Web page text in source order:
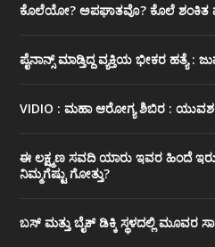
ಕೊಲೆಯೋ? ಅಪಘಾತವೊ? ಕೊಲೆ ಶಂಕಿತ
ಪೈನಾನ್ಸ್ ಮಾಡ್ತಿದ್ದ ವ್ಯಕ್ತಿಯ ಭೀಕರ‌ ಹತ್ಯೆ
VIDIO : ಮಹಾ ಆರೋಗ್ಯ ಶಿಬಿರ :
ಈ ಲಕ್ಷ್ಮಣ ಸವದಿ ಯಾರು ಇವರ ಹಿಂದೆ
ನಿಮ್ಮಗೆಷ್ಟು ಗೋತ್ತು?
ಬಸ್ ಮತ್ತು ಬೈಕ್ ಡಿಕ್ಕಿ ಸ್ಥಳದಲ್ಲಿ ಮೂವರ